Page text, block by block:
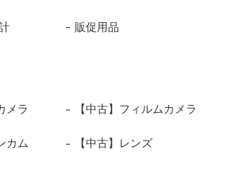
販促用品
メラ 【中古】フィルムカメラ
カム 【中古】レンズ